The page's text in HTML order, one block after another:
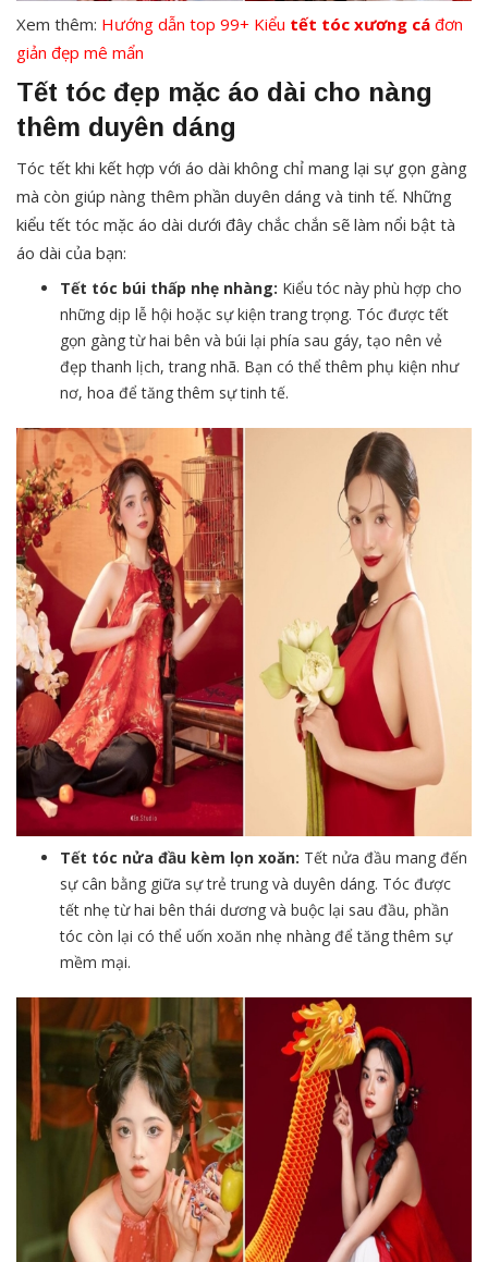
Xem thêm: Hướng dẫn top 99+ Kiểu tết tóc xương cá đơn
giản đẹp mê mẩn
Tết tóc đẹp mặc áo dài cho nàng
thêm duyên dáng
Tóc tết khi kết hợp với áo dài không chỉ mang lại sự gọn gàng
mà còn giúp nàng thêm phần duyên dáng và tinh tế. Những
kiểu tết tóc mặc áo dài dưới đây chắc chắn sẽ làm nổi bật tà
áo dài của bạn:
Tết tóc búi thấp nhẹ nhàng: Kiểu tóc này phù hợp cho
những dịp lễ hội hoặc sự kiện trang trọng. Tóc được tết
gọn gàng từ hai bên và búi lại phía sau gáy, tạo nên vẻ
đẹp thanh lịch, trang nhã. Bạn có thể thêm phụ kiện như
nơ, hoa để tăng thêm sự tinh tế.
Tết tóc nửa đầu kèm lọn xoăn: Tết nửa đầu mang đến
sự cân bằng giữa sự trẻ trung và duyên dáng. Tóc được
tết nhẹ từ hai bên thái dương và buộc lại sau đầu, phần
tóc còn lại có thể uốn xoăn nhẹ nhàng để tăng thêm sự
mềm mại.